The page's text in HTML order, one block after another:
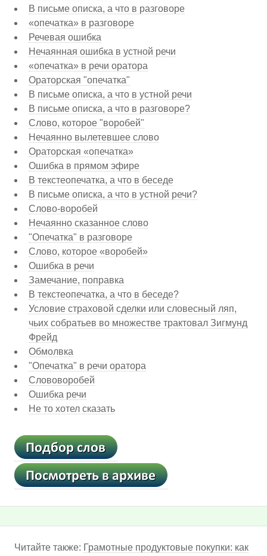
В письме описка, а что в разговоре
«опечатка» в разговоре
Речевая ошибка
Нечаянная ошибка в устной речи
«опечатка» в речи оратора
Ораторская "опечатка"
В письме описка, а что в устной речи
В письме описка, а что в разговоре?
Слово, которое "воробей"
Нечаянно вылетевшее слово
Ораторская «опечатка»
Ошибка в прямом эфире
В текстеопечатка, а что в беседе
В письме описка, а что в устной речи?
Слово-воробей
Нечаянно сказанное слово
"Опечатка" в разговоре
Слово, которое «воробей»
Ошибка в речи
Замечание, поправка
В текстеопечатка, а что в беседе?
Условие страховой сделки или словесный ляп,
чьих собратьев во множестве трактовал Зигмунд
Фрейд
Обмолвка
"Опечатка" в речи оратора
Слововоробей
Ошибка речи
Не то хотел сказать
Читайте также: Грамотные продуктовые покупки: как